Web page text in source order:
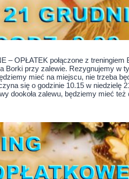
– OPŁATEK połączone z treningiem
Borki przy zalewie. Rezygnujemy w
mieć na miejscu, nie trzeba
się o godzinie 10.15 w niedzielę
dookoła zalewu, będziemy mieć